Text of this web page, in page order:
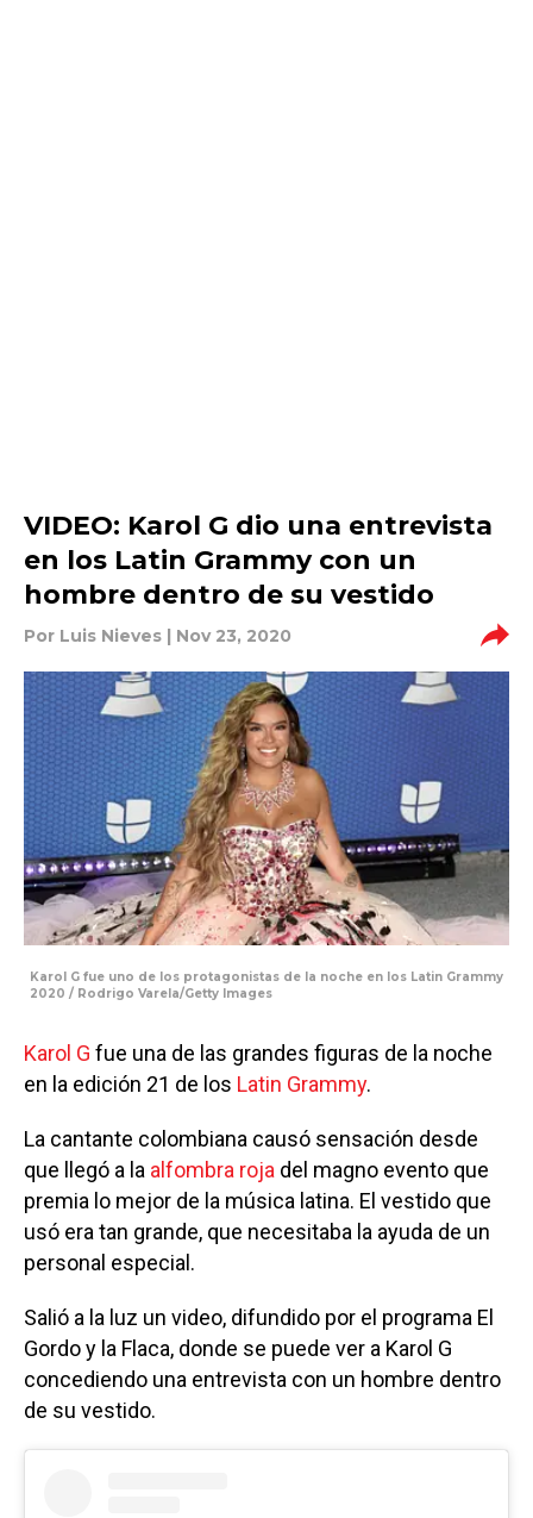
VIDEO: Karol G dio una entrevista
en los Latin Grammy con un
hombre dentro de su vestido
Por Luis Nieves | Nov 23, 2020
Karol G fue uno de los protagonistas de la noche en los Latin Grammy
2020 / Rodrigo Varela/Getty Images
Karol G fue una de las grandes figuras de la noche
en la edición 21 de los Latin Grammy.
La cantante colombiana causó sensación desde
que llegó a la alfombra roja del magno evento que
premia lo mejor de la música latina. El vestido que
usó era tan grande, que necesitaba la ayuda de un
personal especial.
Salió a la luz un video, difundido por el programa El
Gordo y la Flaca, donde se puede ver a Karol G
concediendo una entrevista con un hombre dentro
de su vestido.